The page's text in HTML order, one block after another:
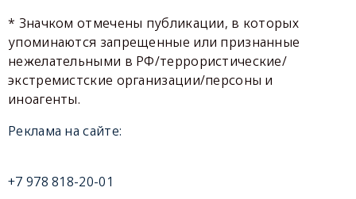
* Значком отмечены публикации, в которых
упоминаются запрещенные или признанные
нежелательными в РФ/террористические/
экстремистские организации/персоны и
иноагенты.
Реклама на сайте:
+7 978 818-20-01